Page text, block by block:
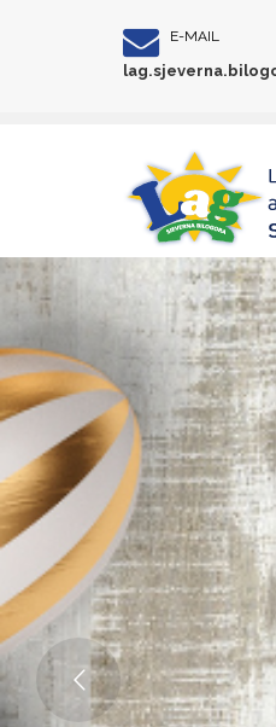
E-MAIL